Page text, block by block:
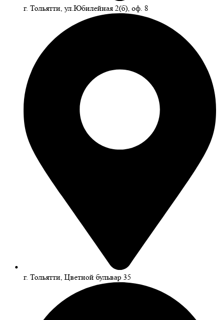
г. Тольятти, ул.Юбилейная 2(б), оф. 8
г. Тольятти, Цветной бульвар 35